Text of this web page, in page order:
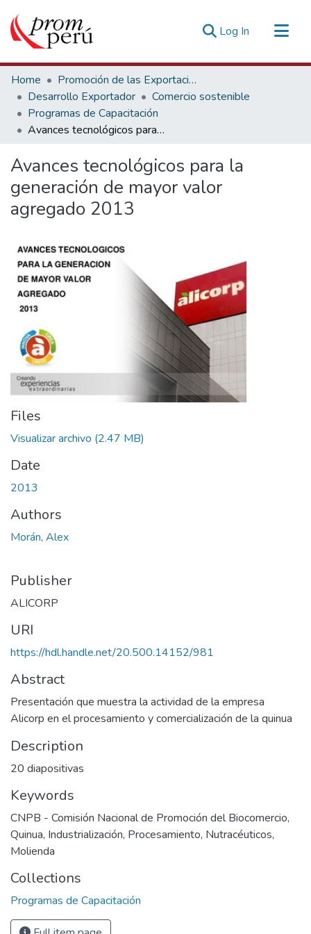
Log In (current)
Communities & Collections
All of DSpace
Statistics
Estadísticas Externas
Home
Promoción de las Exportaciones
Desarrollo Exportador
Comercio sostenible
Programas de Capacitación
Avances tecnológicos para la generación de mayor valor agregado 2013
Avances tecnológicos para la
generación de mayor valor
agregado 2013
Files
Visualizar archivo (2.47 MB)
Date
2013
Authors
Morán, Alex
Publisher
ALICORP
URI
https://hdl.handle.net/20.500.14152/981
Abstract
Presentación que muestra la actividad de la empresa
Alicorp en el procesamiento y comercialización de la quinua
Description
20 diapositivas
Keywords
CNPB - Comisión Nacional de Promoción del Biocomercio,
Quinua, Industrialización, Procesamiento, Nutracéuticos,
Molienda
Collections
Programas de Capacitación